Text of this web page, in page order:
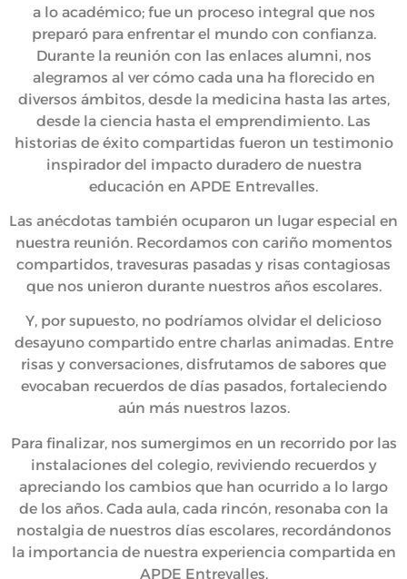
a lo académico; fue un proceso integral que nos
preparó para enfrentar el mundo con confianza.
Durante la reunión con las enlaces alumni, nos
alegramos al ver cómo cada una ha florecido en
diversos ámbitos, desde la medicina hasta las artes,
desde la ciencia hasta el emprendimiento. Las
historias de éxito compartidas fueron un testimonio
inspirador del impacto duradero de nuestra
educación en APDE Entrevalles.
Las anécdotas también ocuparon un lugar especial en
nuestra reunión. Recordamos con cariño momentos
compartidos, travesuras pasadas y risas contagiosas
que nos unieron durante nuestros años escolares.
Y, por supuesto, no podríamos olvidar el delicioso
desayuno compartido entre charlas animadas. Entre
risas y conversaciones, disfrutamos de sabores que
evocaban recuerdos de días pasados, fortaleciendo
aún más nuestros lazos.
Para finalizar, nos sumergimos en un recorrido por las
instalaciones del colegio, reviviendo recuerdos y
apreciando los cambios que han ocurrido a lo largo
de los años. Cada aula, cada rincón, resonaba con la
nostalgia de nuestros días escolares, recordándonos
la importancia de nuestra experiencia compartida en
APDE Entrevalles.